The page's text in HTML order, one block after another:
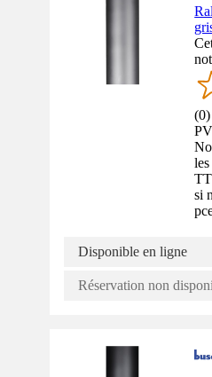
(0)
si
Disponible en ligne
Réservation non